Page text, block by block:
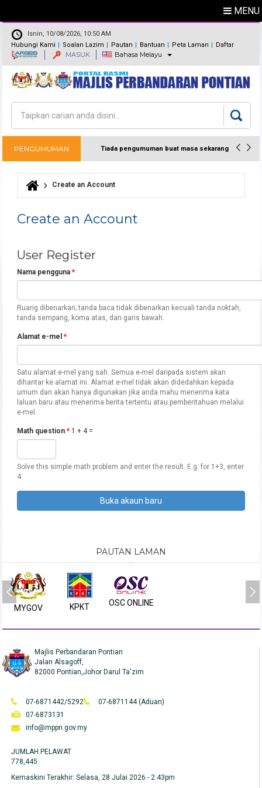
MENU
Isnin, 10/08/2026, 10:50 AM
Hubungi Kami
Direktori
Soalan Lazim Pautan Bantuan Peta Laman Daftar
MASUK Bahasa Melayu
Borang carian
PENGUMUMAN Tiada pengumuman buat masa sekarang
Anda di sini
Create an Account
Create an Account
User Register
Nama pengguna*
Ruang dibenarkan; tanda baca tidak dibenarkan kecuali tanda noktah,
tanda sempang, koma atas, dan garis bawah.
Alamat e-mel*
Satu alamat e-mel yang sah. Semua e-mel daripada sistem akan
dihantar ke alamat ini. Alamat e-mel tidak akan didedahkan kepada
umum dan akan hanya digunakan jika anda mahu menerima kata
laluan baru atau menerima berita tertentu atau pemberitahuan melalui
e-mel.
Math question* 1 + 4 =
Solve this simple math problem and enter the result. E.g. for 1+3, enter
4.
PAUTAN LAMAN
MYGOV KPKT OSC ONLINE
Majlis Perbandaran Pontian
Jalan Alsagoff,
82000 Pontian,Johor Darul Ta'zim
07-6871442/5292
07-6871144 (Aduan)
07-6873131
info@mppn.gov.my
JUMLAH PELAWAT
778,445
Kemaskini Terakhir:Selasa, 28 Julai 2026 - 2:43pm